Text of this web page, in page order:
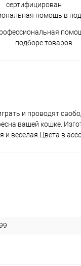
сертифицирован
подборе товаров
и проводят
вашей кошке.
веселая.Цвета в